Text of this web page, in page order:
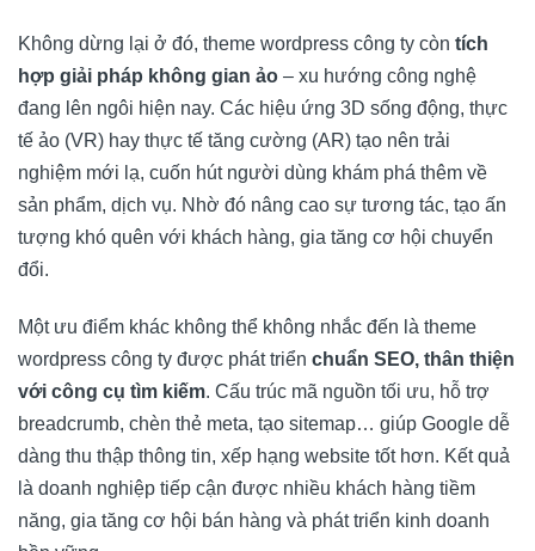
Không dừng lại ở đó, theme wordpress công ty còn tích
hợp giải pháp không gian ảo – xu hướng công nghệ
đang lên ngôi hiện nay. Các hiệu ứng 3D sống động, thực
tế ảo (VR) hay thực tế tăng cường (AR) tạo nên trải
nghiệm mới lạ, cuốn hút người dùng khám phá thêm về
sản phẩm, dịch vụ. Nhờ đó nâng cao sự tương tác, tạo ấn
tượng khó quên với khách hàng, gia tăng cơ hội chuyển
đổi.
Một ưu điểm khác không thể không nhắc đến là theme
wordpress công ty được phát triển chuẩn SEO, thân thiện
với công cụ tìm kiếm. Cấu trúc mã nguồn tối ưu, hỗ trợ
breadcrumb, chèn thẻ meta, tạo sitemap… giúp Google dễ
dàng thu thập thông tin, xếp hạng website tốt hơn. Kết quả
là doanh nghiệp tiếp cận được nhiều khách hàng tiềm
năng, gia tăng cơ hội bán hàng và phát triển kinh doanh